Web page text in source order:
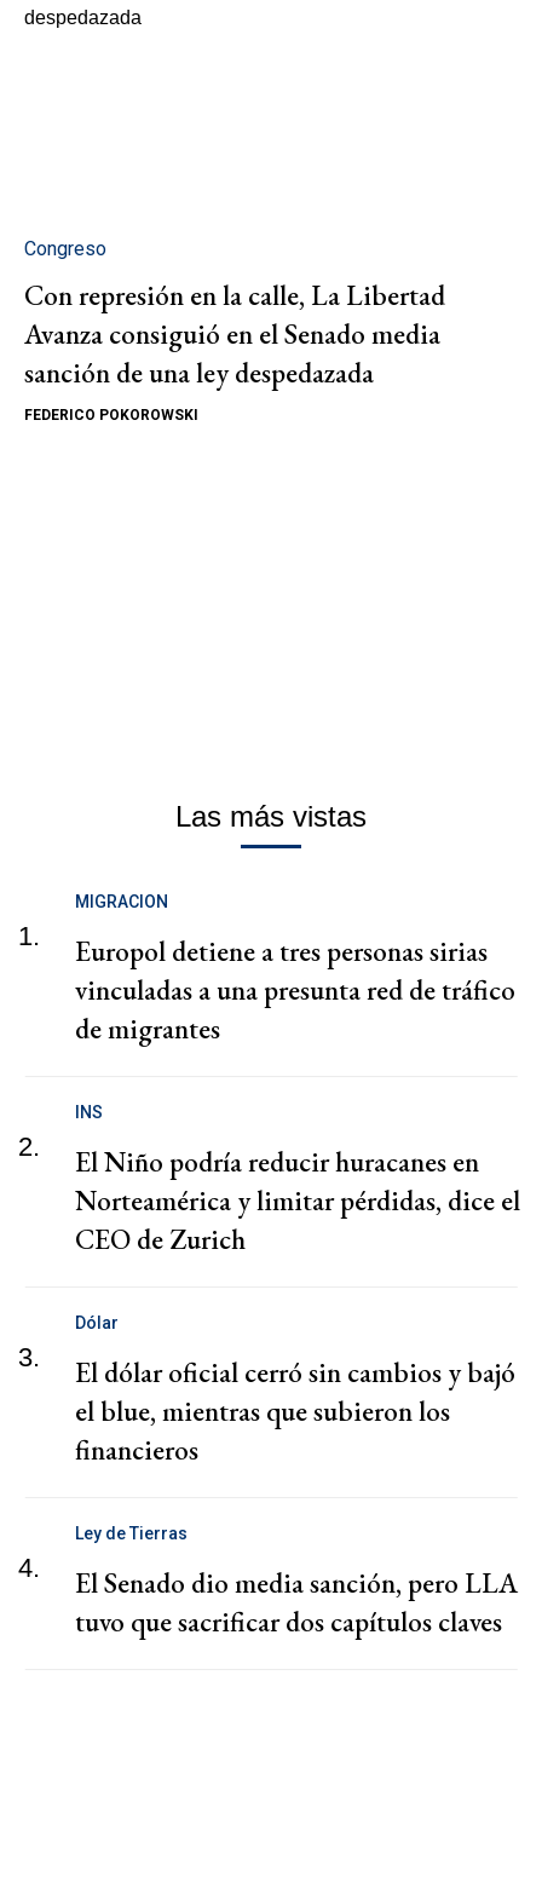
Congreso
Con represión en la calle, La Libertad
Avanza consiguió en el Senado media
sanción de una ley despedazada
FEDERICO POKOROWSKI
Las más vistas
1.
MIGRACION
Europol detiene a tres personas sirias
vinculadas a una presunta red de tráfico
de migrantes
2.
INS
El Niño podría reducir huracanes en
Norteamérica y limitar pérdidas, dice el
CEO de Zurich
3.
Dólar
El dólar oficial cerró sin cambios y bajó
el blue, mientras que subieron los
financieros
4.
Ley de Tierras
El Senado dio media sanción, pero LLA
tuvo que sacrificar dos capítulos claves